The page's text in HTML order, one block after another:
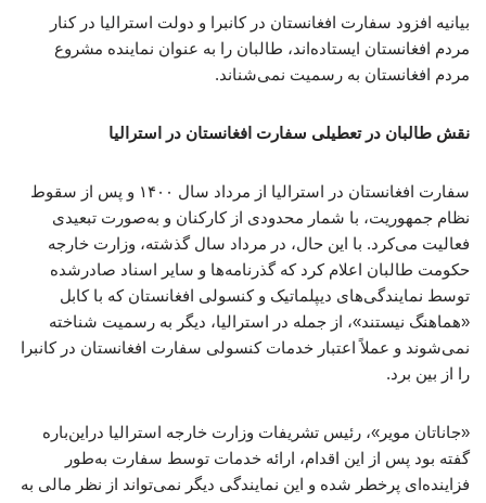
بیانیه افزود سفارت افغانستان در کانبرا و دولت استرالیا در کنار
مردم افغانستان ایستاده‌اند، طالبان را به عنوان نماینده مشروع
مردم افغانستان به رسمیت نمی‌شناند.
نقش طالبان در تعطیلی سفارت افغانستان در استرالیا
سفارت افغانستان در استرالیا از مرداد سال ۱۴۰۰ و پس از سقوط
نظام جمهوریت، با شمار محدودی از کارکنان و به‌صورت تبعیدی
فعالیت می‌کرد. با این حال، در مرداد سال گذشته، وزارت خارجه
حکومت طالبان اعلام کرد که گذرنامه‌ها و سایر اسناد صادرشده
توسط نمایندگی‌های دیپلماتیک و کنسولی افغانستان که با کابل
«هماهنگ نیستند»، از جمله در استرالیا، دیگر به رسمیت شناخته
نمی‌شوند و عملاً اعتبار خدمات کنسولی سفارت افغانستان در کانبرا
را از بین برد.
«جاناتان مویر»، رئیس تشریفات وزارت خارجه استرالیا دراین‌باره
گفته بود پس از این اقدام، ارائه خدمات توسط سفارت به‌طور
فزاینده‌ای پرخطر شده و این نمایندگی دیگر نمی‌تواند از نظر مالی به